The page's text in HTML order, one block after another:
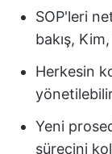
SOP'leri
bakış,
Herkesin
Yeni
sürecini